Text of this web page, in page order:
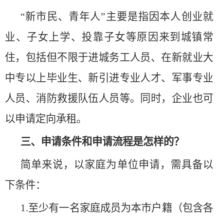
“新市民、青年人”主要是指因本人创业就
业、子女上学、投靠子女等原因来到城镇常
住，包括但不限于进城务工人员、在新就业大
中专以上毕业生、新引进专业人才、军事专业
人员、消防救援队伍人员等。同时，企业也可
以申请定向承租。
三、申请条件和申请流程是怎样的？
简单来说，以家庭为单位申请，需具备以
下条件：
1.至少有一名家庭成员为本市户籍（包含各